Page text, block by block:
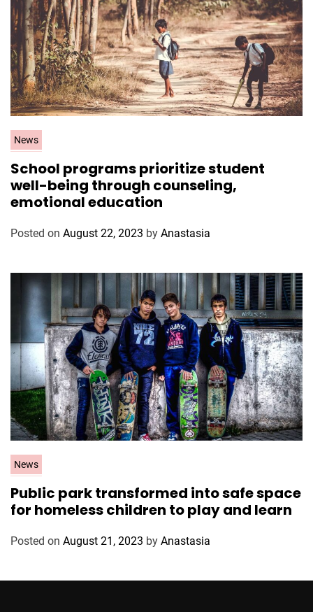
C
a
t
e
g
o
News
School programs prioritize student
well-being through counseling,
emotional education
Posted on August 22, 2023 by Anastasia
C
a
t
e
News
Public park transformed into safe space
for homeless children to play and learn
Posted on August 21, 2023 by Anastasia